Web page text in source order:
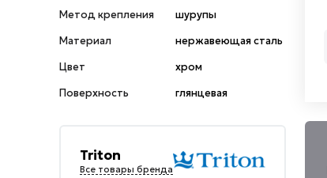
Метод крепления
шурупы
Материал
нержавеющая сталь
Цвет
хром
Поверхность
глянцевая
Triton
Все товары бренда